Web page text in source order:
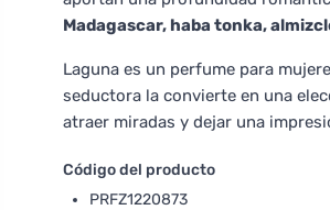
Madagascar, haba tonka,
Laguna es un perfume para
seductora la convierte en una
atraer miradas y dejar una
Código del producto
PRFZ1220873